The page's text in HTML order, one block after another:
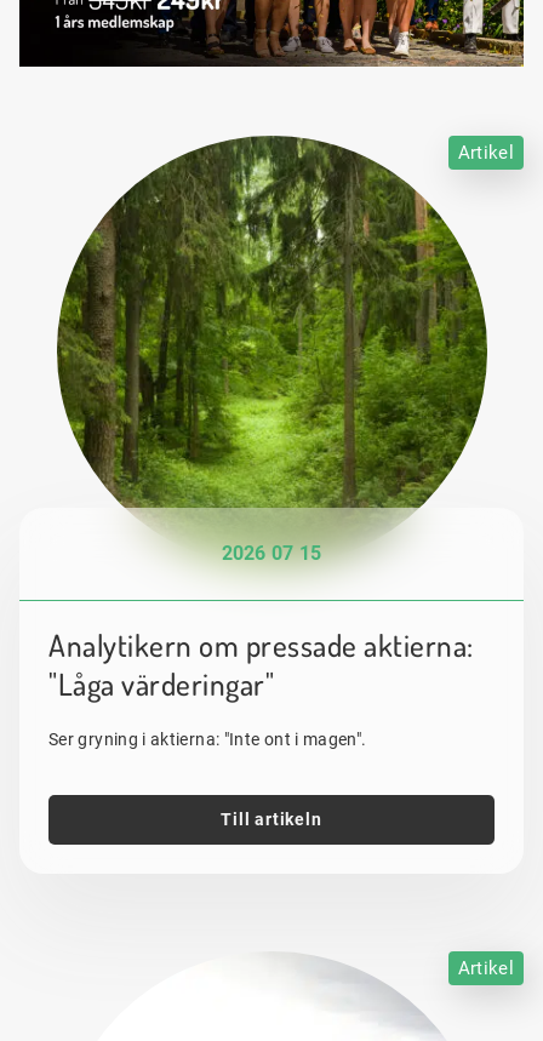
Artikel
2026 07 15
Analytikern om pressade aktierna:
"Låga värderingar"
Ser gryning i aktierna: "Inte ont i magen".
Till artikeln
Artikel